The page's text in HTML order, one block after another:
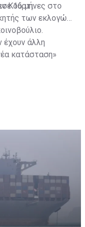
16 μήνες στο
Κούρτι
των εκλογών,
έχουν άλλη
κατάσταση»